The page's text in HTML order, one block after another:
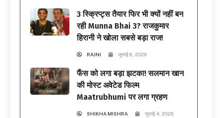
3 स्क्रिप्ट्स तैयार फिर भी क्यों नहीं बन
रही Munna Bhai 3? राजकुमार
हिरानी ने खोला सबसे बड़ा राज!
RAJNI जुलाई 8, 2026
फैंस को लगा बड़ा झटका! सलमान खान
की मोस्ट अवेटेड फिल्म
Maatrubhumi पर लगा ग्रहण
SHIKHA MISHRA जुलाई 4, 2026